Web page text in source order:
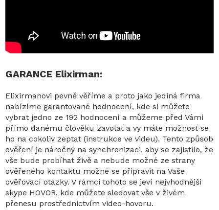
GARANCE Elixirman:
Elixirmanovi pevně věříme a proto jako jediná firma
nabízíme garantované hodnocení, kde si můžete
vybrat jedno ze 192 hodnocení a můžeme před Vámi
přímo danému člověku zavolat a vy máte možnost se
ho na cokoliv zeptat (instrukce ve videu). Tento způsob
ověření je náročný na synchronizaci, aby se zajistilo, že
vše bude probíhat živě a nebude možné ze strany
ověřeného kontaktu možné se připravit na Vaše
ověřovací otázky. V rámci tohoto se jeví nejvhodnější
skype HOVOR, kde můžete sledovat vše v živém
přenesu prostřednictvím video-hovoru.